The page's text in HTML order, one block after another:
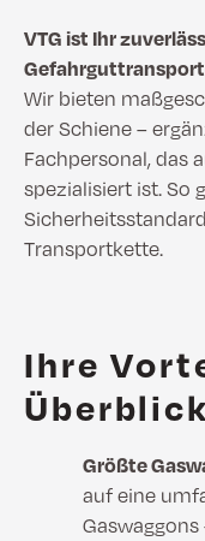
VTG ist Ihr
Wir bieten
der Schiene –
Fachpersonal, das
spezialisiert ist. So
Transportkette.
Ihre
Größte
auf eine